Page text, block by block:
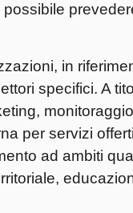
in
specifici. A
per servizi
ad ambiti